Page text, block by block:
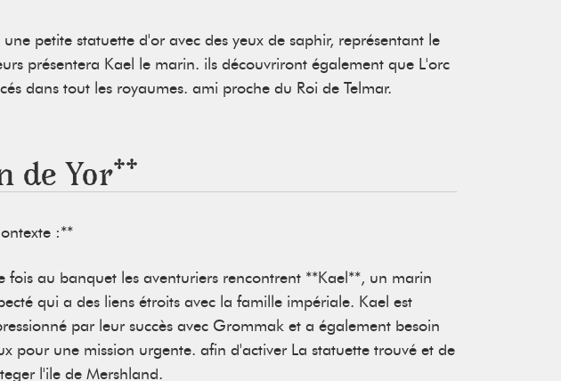
petite statuette d'or avec des yeux de saphir, représentant le
présentera Kael le marin. ils découvriront également que L'orc
dans tout les royaumes. ami proche du Roi de Telmar.
de Yor**
:**
fois au banquet les aventuriers rencontrent **Kael**, un marin
qui a des liens étroits avec la famille impériale. Kael est
par leur succès avec Grommak et a également besoin
pour une mission urgente. afin d'activer La statuette trouvé et de
l'ile de Mershland.